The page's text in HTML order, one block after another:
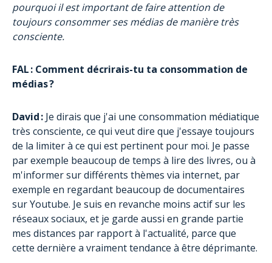
pourquoi il est important de faire attention de
toujours consommer ses médias de manière très
consciente.
FAL : Comment décrirais-tu ta consommation de
médias ?
David : Je dirais que j'ai une consommation médiatique
très consciente, ce qui veut dire que j'essaye toujours
de la limiter à ce qui est pertinent pour moi. Je passe
par exemple beaucoup de temps à lire des livres, ou à
m'informer sur différents thèmes via internet, par
exemple en regardant beaucoup de documentaires
sur Youtube. Je suis en revanche moins actif sur les
réseaux sociaux, et je garde aussi en grande partie
mes distances par rapport à l'actualité, parce que
cette dernière a vraiment tendance à être déprimante.